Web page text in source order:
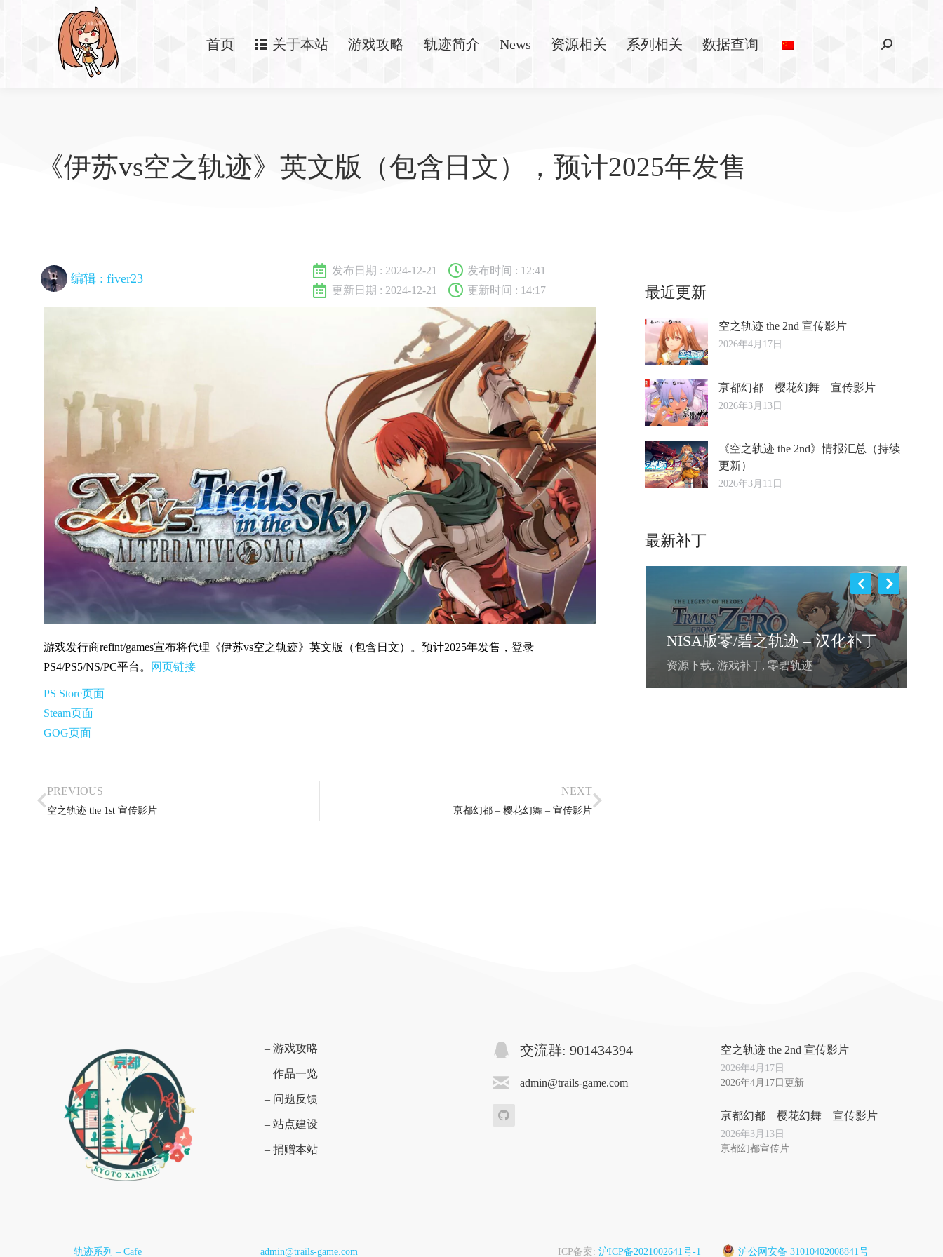
首页 关于本站 游戏攻略 轨迹简介 News 资源相关 系列相关 数据查询
《伊苏vs空之轨迹》英文版（包含日文），预计2025年发售
编辑 : fiver23
发布日期 : 2024-12-21 发布时间 : 12:41
更新日期 : 2024-12-21
更新时间 : 14:17
游戏发行商refint/games宣布将代理《伊苏vs空之轨迹》英文版（包含日文）。预计2025年发售，登录
PS4/PS5/NS/PC平台。
网页链接
PS Store页面
Steam页面
GOG页面
PREVIOUS
空之轨迹 the 1st 宣传影片
NEXT
亰都幻都 – 樱花幻舞 – 宣传影片
最近更新
空之轨迹 the 2nd 宣传影片
2026年4月17日
亰都幻都 – 樱花幻舞 – 宣传影片
2026年3月13日
《空之轨迹 the 2nd》情报汇总（持续
更新）
2026年3月11日
最新补丁
图优化补 NISA版零/碧之轨迹 – 汉化补丁
资源下载, 游戏补丁 , 零碧轨迹
– 游戏攻略
– 作品一览
– 问题反馈
– 站点建设
– 捐赠本站
交流群: 901434394
admin@trails-game.com
空之轨迹 the 2nd 宣传影片
2026年4月17日
2026年4月17日更新
亰都幻都 – 樱花幻舞 – 宣传影片
2026年3月13日
亰都幻都宣传片
轨迹系列 – Cafe admin@trails-game.com ICP备案: 沪ICP备2021002641号-1 沪公网安备 31010402008841号